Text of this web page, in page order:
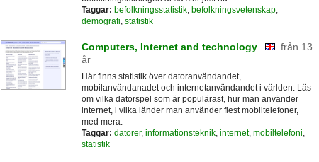
Taggar: befolkningsstatistik, befolkningsvetenskap,
demografi, statistik
Computers, Internet and technology
från 13
år
Här finns statistik över datoranvändandet,
mobilanvändanadet och internetanvändandet i världen. Läs
om vilka datorspel som är populärast, hur man använder
internet, i vilka länder man använder flest mobiltelefoner,
med mera.
Taggar: datorer, informationsteknik, internet, mobiltelefoni,
statistik